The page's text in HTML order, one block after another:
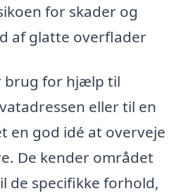
for skader og
af glatte overflader
brug for hjælp til
eller til en
en god idé at overveje
De kender området
de specifikke forhold,